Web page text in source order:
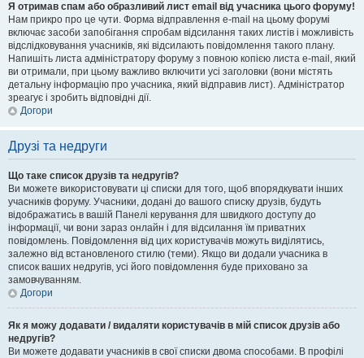
Я отримав спам або образливий лист email від учасника цього форуму!
Нам прикро про це чути. Форма відправлення e-mail на цьому форумі
включає засоби запобігання спробам відсилання таких листів і можливість
відслідковування учасників, які відсилають повідомлення такого плану.
Напишіть листа адміністратору форуму з повною копією листа e-mail, який
ви отримали, при цьому важливо включити усі заголовки (вони містять
детальну інформацію про учасника, який відправив лист). Адміністратор
зреагує і зробить відповідні дії.
Догори
Друзі та недруги
Що таке список друзів та недругів?
Ви можете використовувати ці списки для того, щоб впорядкувати інших
учасників форуму. Учасники, додані до вашого списку друзів, будуть
відображатись в вашій Панелі керування для швидкого доступу до
інформації, чи вони зараз онлайн і для відсилання їм приватних
повідомлень. Повідомлення від цих користувачів можуть виділятись,
залежно від встановленого стилю (теми). Якщо ви додали учасника в
список ваших недругів, усі його повідомлення буде приховано за
замовчуванням.
Догори
Як я можу додавати / видаляти користувачів в мій список друзів або
недругів?
Ви можете додавати учасників в свої списки двома способами. В профілі